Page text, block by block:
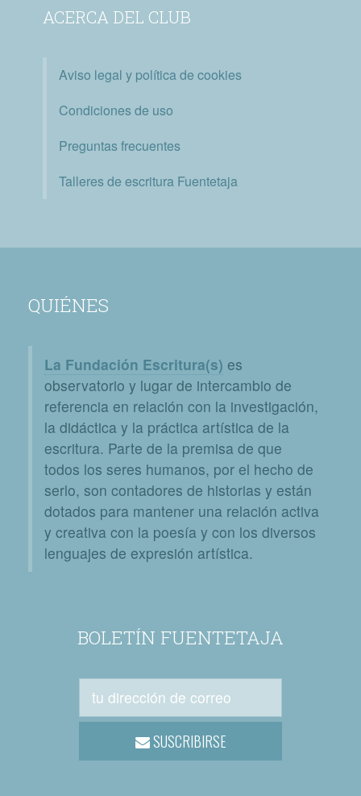
ACERCA DEL CLUB
Aviso legal y política de cookies
Condiciones de uso
Preguntas frecuentes
Talleres de escritura Fuentetaja
QUIÉNES
La Fundación Escritura(s) es
observatorio y lugar de intercambio de
referencia en relación con la investigación,
la didáctica y la práctica artística de la
escritura. Parte de la premisa de que
todos los seres humanos, por el hecho de
serlo, son contadores de historias y están
dotados para mantener una relación activa
y creativa con la poesía y con los diversos
lenguajes de expresión artística.
BOLETÍN FUENTETAJA
SUSCRIBIRSE